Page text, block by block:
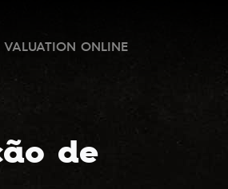
ONLINE
de